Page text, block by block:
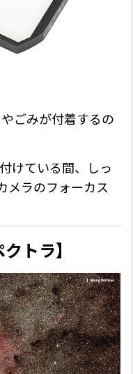
ごみが付着するの
けている間、しっ
メラのフォーカス
トラ】